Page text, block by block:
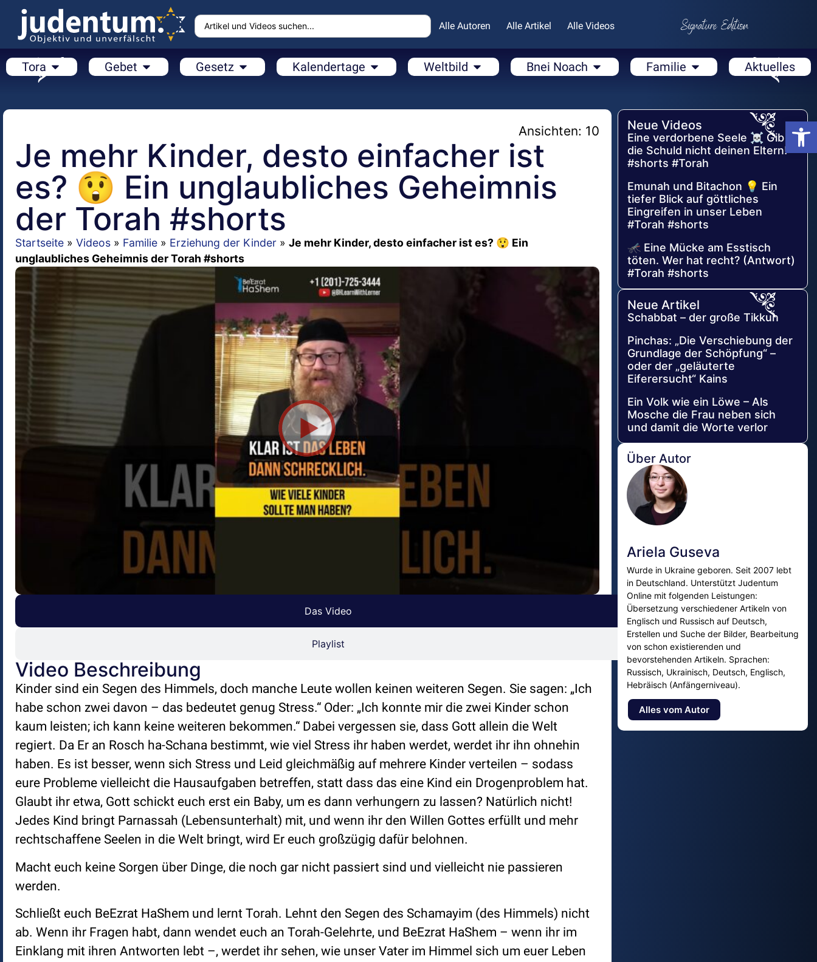
Alle Autoren Alle Artikel Alle Videos
Tora Gebet Gesetz Kalendertage Weltbild Bnei Noach Familie Aktuelles
Ansichten: 10
Je mehr Kinder, desto einfacher ist
es? 😲 Ein unglaubliches Geheimnis
der Torah #shorts
Startseite » Videos » Familie » Erziehung der Kinder » Je mehr Kinder, desto einfacher ist es? 😲 Ein
unglaubliches Geheimnis der Torah #shorts
Das Video
Playlist
Video Beschreibung
Kinder sind ein Segen des Himmels, doch manche Leute wollen keinen weiteren Segen. Sie sagen: „Ich
habe schon zwei davon – das bedeutet genug Stress.“ Oder: „Ich konnte mir die zwei Kinder schon
kaum leisten; ich kann keine weiteren bekommen.“ Dabei vergessen sie, dass Gott allein die Welt
regiert. Da Er an Rosch ha-Schana bestimmt, wie viel Stress ihr haben werdet, werdet ihr ihn ohnehin
haben. Es ist besser, wenn sich Stress und Leid gleichmäßig auf mehrere Kinder verteilen – sodass
eure Probleme vielleicht die Hausaufgaben betreffen, statt dass das eine Kind ein Drogenproblem hat.
Glaubt ihr etwa, Gott schickt euch erst ein Baby, um es dann verhungern zu lassen? Natürlich nicht!
Jedes Kind bringt Parnassah (Lebensunterhalt) mit, und wenn ihr den Willen Gottes erfüllt und mehr
rechtschaffene Seelen in die Welt bringt, wird Er euch großzügig dafür belohnen.
Macht euch keine Sorgen über Dinge, die noch gar nicht passiert sind und vielleicht nie passieren
werden.
Schließt euch BeEzrat HaShem und lernt Torah. Lehnt den Segen des Schamayim (des Himmels) nicht
ab. Wenn ihr Fragen habt, dann wendet euch an Torah-Gelehrte, und BeEzrat HaShem – wenn ihr im
Einklang mit ihren Antworten lebt –, werdet ihr sehen, wie unser Vater im Himmel sich um euer Leben
Neue Videos
Eine verdorbene Seele ☠️ Gib
die Schuld nicht deinen Eltern!
#shorts #Torah
Emunah und Bitachon 💡 Ein
tiefer Blick auf göttliches
Eingreifen in unser Leben
#Torah #shorts
🦟 Eine Mücke am Esstisch
töten. Wer hat recht? (Antwort)
#Torah #shorts
Neue Artikel
Schabbat – der große Tikkun
Pinchas: „Die Verschiebung der
Grundlage der Schöpfung“ –
oder der „geläuterte
Eiferersucht“ Kains
Ein Volk wie ein Löwe – Als
Mosche die Frau neben sich
und damit die Worte verlor
Über Autor
Ariela Guseva
Wurde in Ukraine geboren. Seit 2007 lebt
in Deutschland. Unterstützt Judentum
Online mit folgenden Leistungen:
Übersetzung verschiedener Artikeln von
Englisch und Russisch auf Deutsch,
Erstellen und Suche der Bilder, Bearbeitung
von schon existierenden und
bevorstehenden Artikeln. Sprachen:
Russisch, Ukrainisch, Deutsch, Englisch,
Hebräisch (Anfängerniveau).
Alles vom Autor